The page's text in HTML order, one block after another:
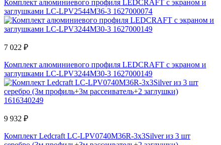
Комплект алюминиевого профиля LEDCRAFT с экраном и
заглушками LC-LPV2544M36-3 1627000074
7 022 ₽
Комплект алюминиевого профиля LEDCRAFT с экраном и
заглушками LC-LPV3244M30-3 1627000149
9 932 ₽
Комплект Ledcraft LC-LPV0740M36R-3x3Silver из 3 шт